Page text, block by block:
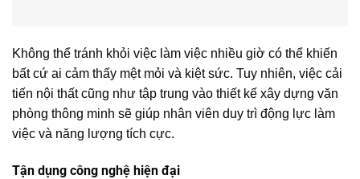
Không thể tránh khỏi việc làm việc nhiều giờ có thể khiến
bất cứ ai cảm thấy mệt mỏi và kiệt sức. Tuy nhiên, việc cải
tiến nội thất cũng như tập trung vào thiết kế xây dựng văn
phòng thông minh sẽ giúp nhân viên duy trì động lực làm
việc và năng lượng tích cực.
Tận dụng công nghệ hiện đại